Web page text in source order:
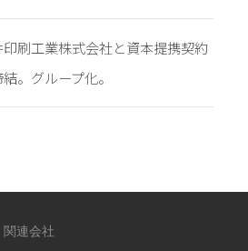
印刷工業株式会社と資本提携契約
。グループ化。
関連会社